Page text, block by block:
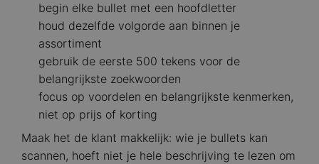
begin elke bullet met een hoofdletter
houd dezelfde volgorde aan binnen je
assortiment
gebruik de eerste 500 tekens voor de
belangrijkste zoekwoorden
focus op voordelen en belangrijkste kenmerken,
niet op prijs of korting
Maak het de klant makkelijk: wie je bullets kan
scannen, hoeft niet je hele beschrijving te lezen om